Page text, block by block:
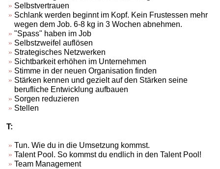
Selbstvertrauen
Schlank werden beginnt im Kopf. Kein Frustessen mehr
wegen dem Job. 6-8 kg in 3 Wochen abnehmen.
"Spass" haben im Job
Selbstzweifel auflösen
Strategisches Netzwerken
Sichtbarkeit erhöhen im Unternehmen
Stimme in der neuen Organisation finden
Stärken kennen und gezielt auf den Stärken seine
berufliche Entwicklung aufbauen
Sorgen reduzieren
Stellen
T:
Tun. Wie du in die Umsetzung kommst.
Talent Pool. So kommst du endlich in den Talent Pool!
Team Management